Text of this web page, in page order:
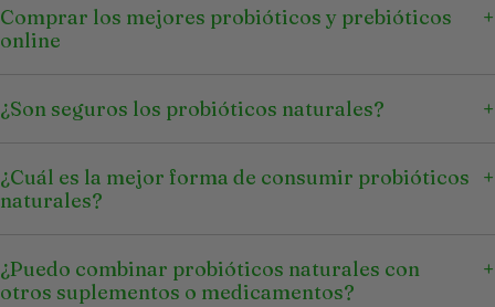
Comprar los mejores probióticos y prebióticos
online
¿Son seguros los probióticos naturales?
¿Cuál es la mejor forma de consumir probióticos
naturales?
¿Puedo combinar probióticos naturales con
otros suplementos o medicamentos?